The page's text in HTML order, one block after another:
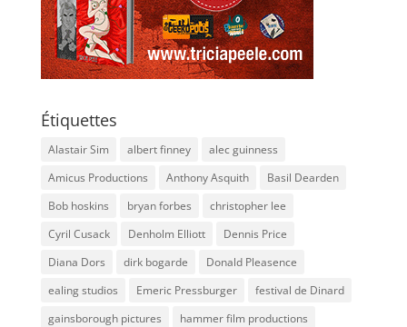
Étiquettes
Alastair Sim albert finney
alec guinness
Amicus Productions
Anthony Asquith
Basil Dearden
Bob hoskins
bryan forbes
christopher lee
Cyril Cusack
Denholm Elliott
Dennis Price
Diana Dors
dirk bogarde
Donald Pleasence
ealing studios
Emeric Pressburger
festival de Dinard
gainsborough pictures
hammer film productions